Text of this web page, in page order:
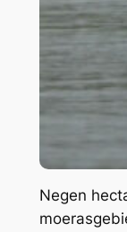
Negen